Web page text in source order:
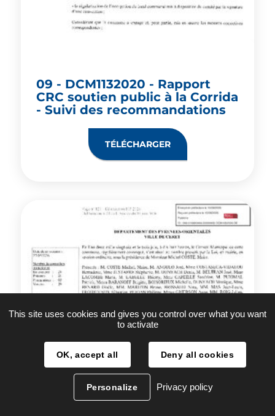
09 - DCM1132020 - Rapport
CRC soutien public à la Corrida
- Suivi des recommandations
TÉLÉCHARGER
This site uses cookies and gives you control over what you want
to activate
OK, accept all Deny all cookies
Personalize Privacy policy